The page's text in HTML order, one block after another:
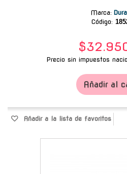
Marca:
Código:
Precio sin impuestos
Añadir al
Añadir a la lista de favoritos